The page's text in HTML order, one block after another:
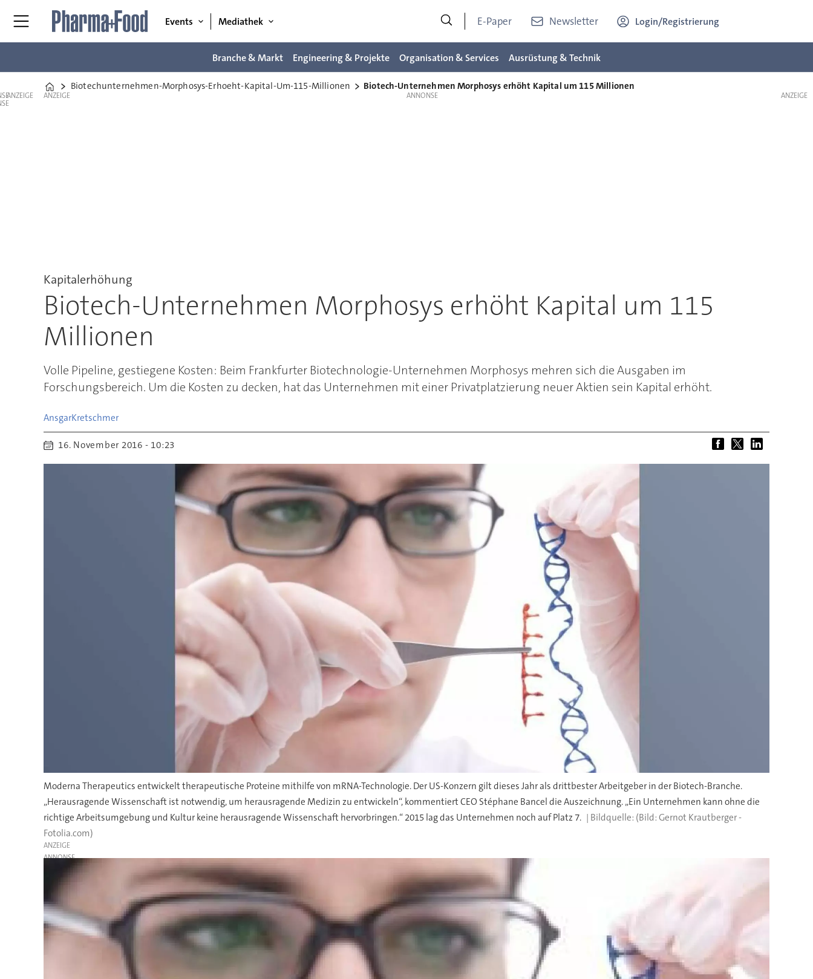
Events Mediathek E-Paper Newsletter Login/Registrierung
Branche & Markt Engineering & Projekte Organisation & Services Ausrüstung & Technik
Home
Biotechunternehmen-Morphosys-Erhoeht-Kapital-Um-115-Millionen Biotech-Unternehmen Morphosys erhöht Kapital um 115 Millionen
ANZEIGE ANZEIGE
Kapitalerhöhung
Biotech-Unternehmen Morphosys erhöht Kapital um 115
Millionen
Volle Pipeline, gestiegene Kosten: Beim Frankfurter Biotechnologie-Unternehmen Morphosys mehren sich die Ausgaben im
Forschungsbereich. Um die Kosten zu decken, hat das Unternehmen mit einer Privatplatzierung neuer Aktien sein Kapital erhöht.
AnsgarKretschmer
16. November 2016 - 10:23
Moderna Therapeutics entwickelt therapeutische Proteine mithilfe von mRNA-Technologie. Der US-Konzern gilt dieses Jahr als drittbester Arbeitgeber in der Biotech-Branche.
„Herausragende Wissenschaft ist notwendig, um herausragende Medizin zu entwickeln“, kommentiert CEO Stéphane Bancel die Auszeichnung. „Ein Unternehmen kann ohne die
richtige Arbeitsumgebung und Kultur keine herausragende Wissenschaft hervorbringen.“ 2015 lag das Unternehmen noch auf Platz 7.
(Bild: Gernot Krautberger -
Fotolia.com)
ANZEIGE
ANZEIGE